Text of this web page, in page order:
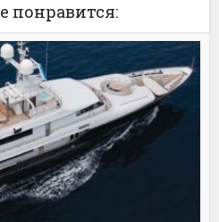
понравится: